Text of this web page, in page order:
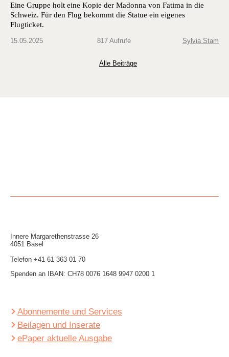
Eine Gruppe holt eine Kopie der Madonna von Fatima in die
Schweiz. Für den Flug bekommt die Statue ein eigenes
Flugticket.
15.05.2025 817 Aufrufe Sylvia Stam
Alle Beiträge
Innere Mar­garethen­strasse 26
4051 Basel
Telefon +41 61 363 01 70
Spenden an IBAN: CH78 0076 1648 9947 0200 1
Abonnemente und Services
Beilagen und Inserate
ePaper aktuelle Ausgabe